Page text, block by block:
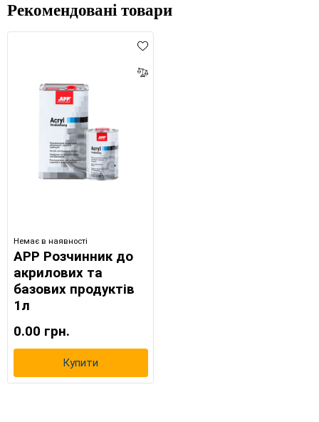
Рекомендовані товари
Немає в наявності
APP Розчинник до
акрилових та
базових продуктів
1л
0.00 грн.
Купити